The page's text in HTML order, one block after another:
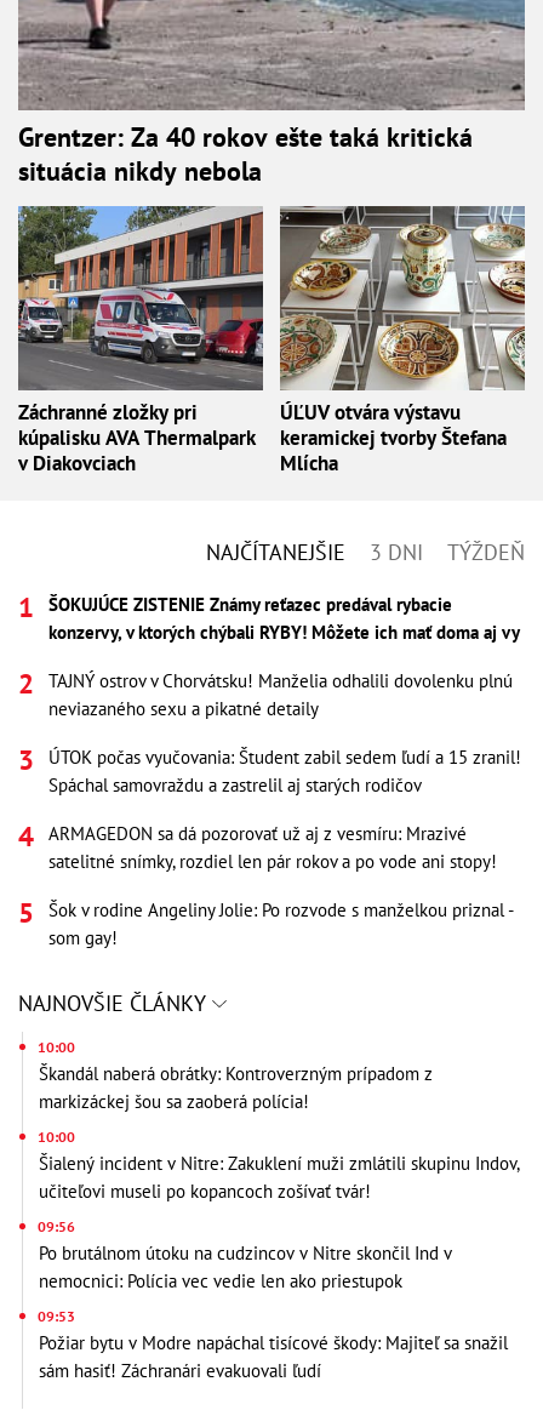
Grentzer: Za 40 rokov ešte taká kritická
situácia nikdy nebola
Záchranné zložky pri
kúpalisku AVA Thermalpark
v Diakovciach
ÚĽUV otvára výstavu
keramickej tvorby Štefana
Mlícha
NAJČÍTANEJŠIE 3 DNI TÝŽDEŇ
ŠOKUJÚCE ZISTENIE Známy reťazec predával rybacie
konzervy, v ktorých chýbali RYBY! Môžete ich mať doma aj vy
TAJNÝ ostrov v Chorvátsku! Manželia odhalili dovolenku plnú
neviazaného sexu a pikatné detaily
ÚTOK počas vyučovania: Študent zabil sedem ľudí a 15 zranil!
Spáchal samovraždu a zastrelil aj starých rodičov
ARMAGEDON sa dá pozorovať už aj z vesmíru: Mrazivé
satelitné snímky, rozdiel len pár rokov a po vode ani stopy!
Šok v rodine Angeliny Jolie: Po rozvode s manželkou priznal -
som gay!
NAJNOVŠIE ČLÁNKY
10:00
Škandál naberá obrátky: Kontroverzným prípadom z
markizáckej šou sa zaoberá polícia!
10:00
Šialený incident v Nitre: Zakuklení muži zmlátili skupinu Indov,
učiteľovi museli po kopancoch zošívať tvár!
09:56
Po brutálnom útoku na cudzincov v Nitre skončil Ind v
nemocnici: Polícia vec vedie len ako priestupok
09:53
Požiar bytu v Modre napáchal tisícové škody: Majiteľ sa snažil
sám hasiť! Záchranári evakuovali ľudí